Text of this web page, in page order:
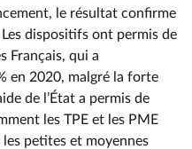
le résultat confirme
dispositifs ont permis de
Français, qui a
en 2020, malgré la forte
de l’État a permis de
les TPE et les PME
petites et moyennes